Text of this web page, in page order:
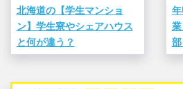
北海道の【学生マンショ
ン】学生寮やシェアハウス
と何が違う？